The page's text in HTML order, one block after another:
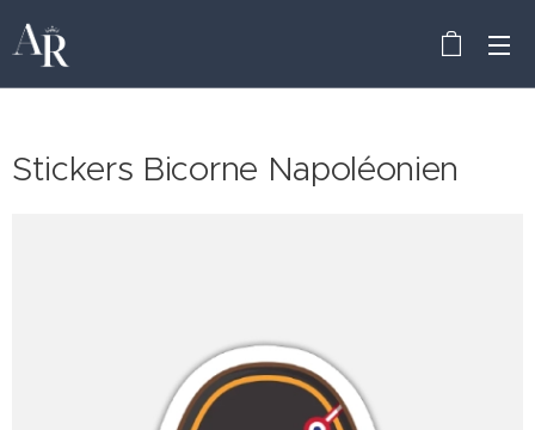
Stickers Bicorne Napoléonien